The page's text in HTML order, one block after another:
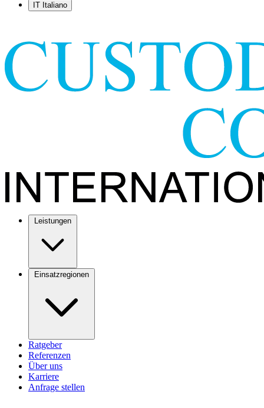
IT Italiano
Ratgeber
Referenzen
Über uns
Karriere
Anfrage stellen